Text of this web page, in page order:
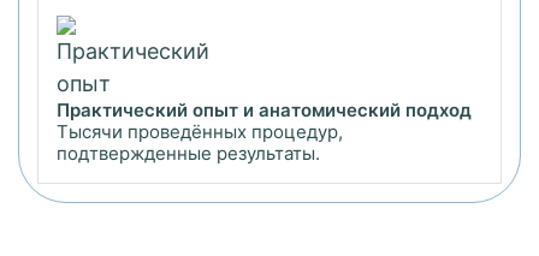
Практический опыт и анатомический подход
Тысячи проведённых процедур,
подтвержденные результаты.